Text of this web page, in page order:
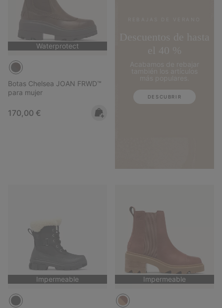
Waterprotect
Botas Chelsea JOAN FRWD™
para mujer
Regular price:
170,00 €
DESCUBRIR
Impermeable Impermeable